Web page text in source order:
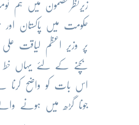
حکومت میں پاکستان
پر وزیر اعظم لیاقت
بچنے کے لئے یہاں
اس بات کو واضح کرنا ہے
جونا گڑھ میں ہونے